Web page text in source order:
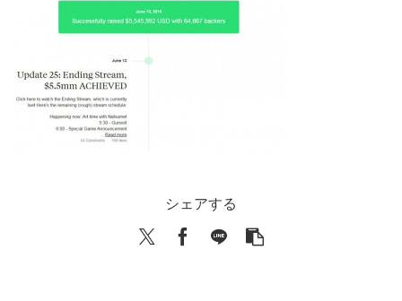
シェアする